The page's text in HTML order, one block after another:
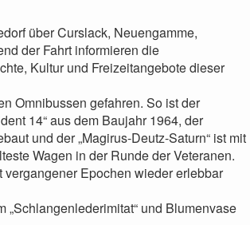
über Curslack, Neuengamme,
der Fahrt informieren die
Kultur und Freizeitangebote dieser
Omnibussen gefahren. So ist der
14“ aus dem Baujahr 1964, der
und der „Magirus-Deutz-Saturn“ ist mit
Wagen in der Runde der Veteranen.
Epochen wieder erlebbar
„Schlangenlederimitat“ und Blumenvase